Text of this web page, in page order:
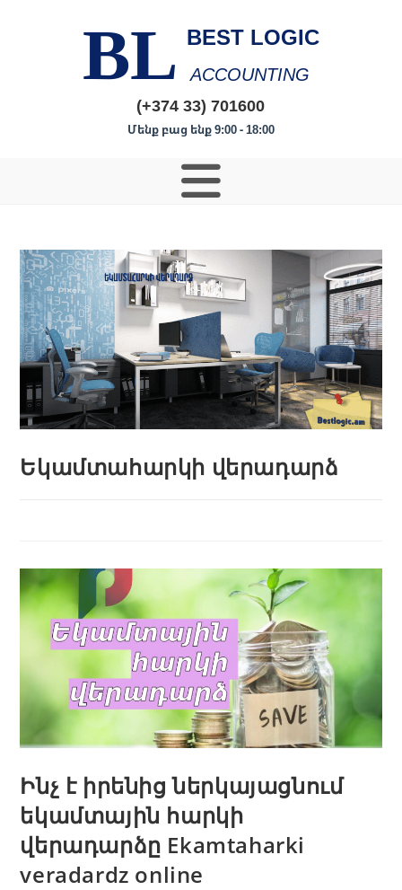
BL BEST LOGIC
ACCOUNTING
(+374 33) 701600
Մենք բաց ենք 9:00 - 18:00
Եկամտահարկի վերադարձ
Ինչ է իրենից ներկայացնում
եկամտային հարկի
վերադարձը Ekamtaharki
veradardz online